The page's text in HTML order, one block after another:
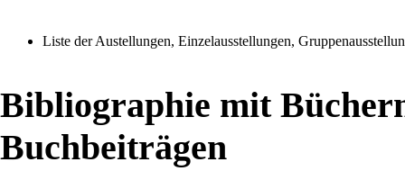
Liste der Austellungen, Einzelausstellungen,
Bibliographie mit
Buchbeiträgen